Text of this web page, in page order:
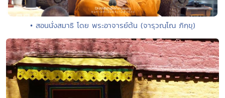
• สอนนั่งสมาธิ โดย พระอาจารย์ต้น (จารุวณฺโณ ภิกฺขุ)